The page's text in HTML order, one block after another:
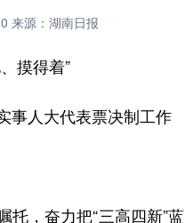
来源：湖南日报
摸得着”
人大代表票决制工作
，奋力把“三高四新”蓝